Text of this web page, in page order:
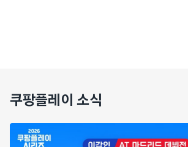
쿠팡플레이 소식